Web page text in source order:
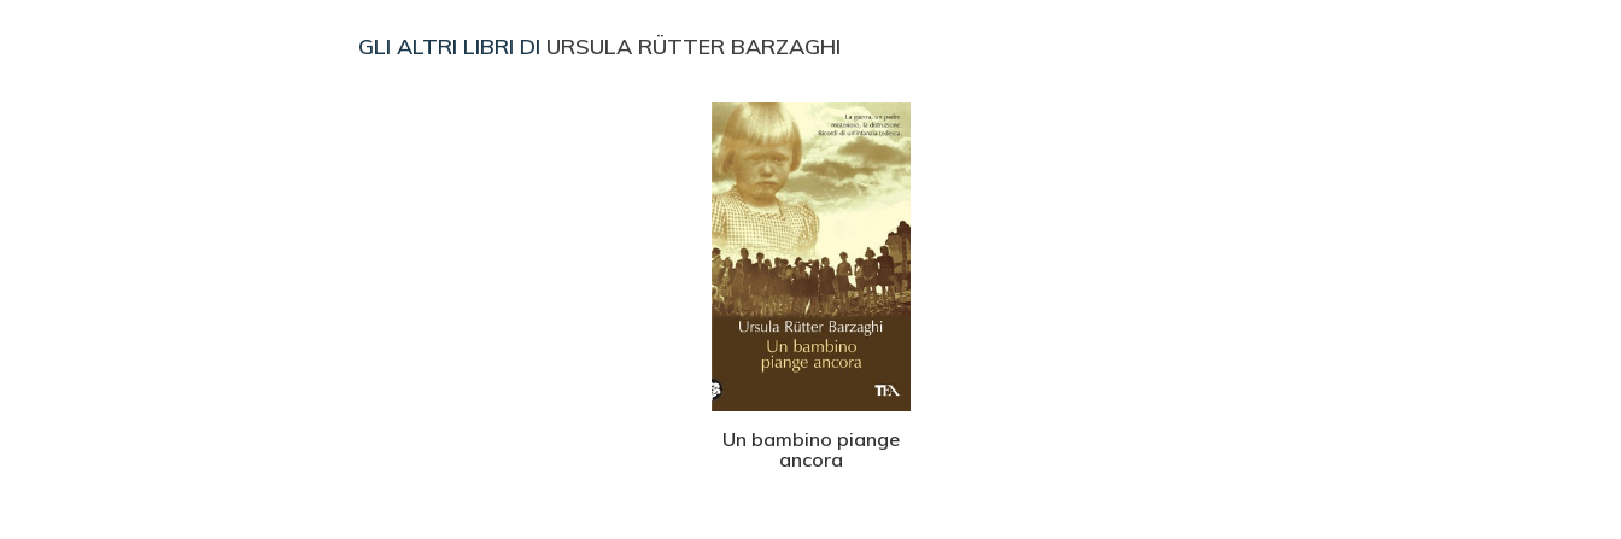
GLI ALTRI LIBRI DI URSULA RÜTTER BARZAGHI
Un bambino piange
ancora